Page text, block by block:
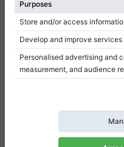
Qui sommes-nous
Donner un avis
Conditions d’utilisation
Politique de confidentialité